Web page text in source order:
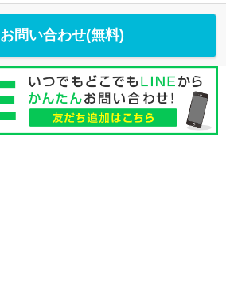
お問い合わせ(無料)